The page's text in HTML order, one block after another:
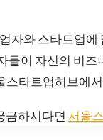
자와 스타트업에
들이 자신의 비
스타트업허브에
금하시다면 서울